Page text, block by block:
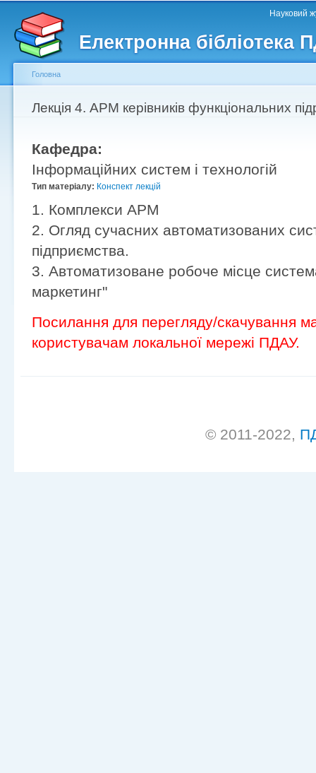
Електронна бібліотека
Головне меню Науковий
Другорядне меню
Ви є тут
Головна
Лекція 4. АРМ керівників функціональних
Кафедра:
Інформаційних систем і технологій
Тип матеріалу: Конспект лекцій
1. Комплекси АРМ
2. Огляд сучасних автоматизованих
підприємства.
3. Автоматизоване робоче місце
маркетинг"
Посилання для перегляду/скачування
користувачам локальної мережі ПДАУ.
© 2011-2022,